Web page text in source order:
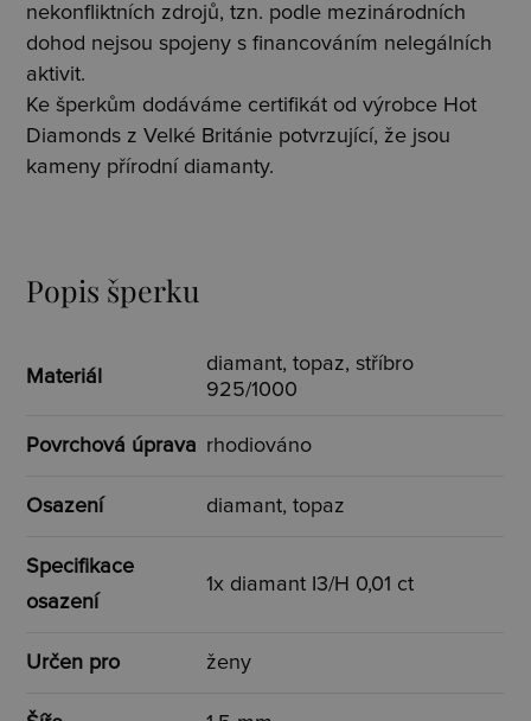
nekonfliktních zdrojů, tzn. podle mezinárodních
dohod nejsou spojeny s financováním nelegálních
aktivit.
Ke šperkům dodáváme certifikát od výrobce Hot
Diamonds z Velké Británie potvrzující, že jsou
kameny přírodní diamanty.
Popis šperku
Materiál
diamant, topaz, stříbro
925/1000
Povrchová úprava rhodiováno
Osazení diamant, topaz
Specifikace
osazení
1x diamant I3/H 0,01 ct
Určen pro ženy